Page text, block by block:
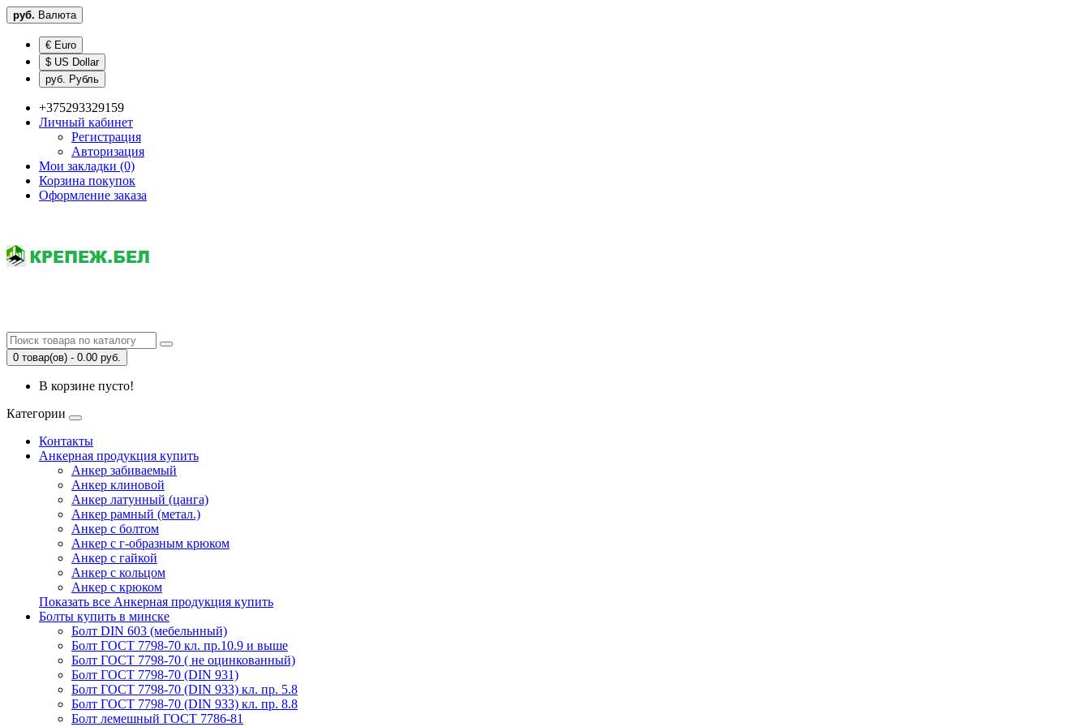
руб. Валюта
€ Euro
$ US Dollar
руб. Рубль
+375293329159
Личный кабинет
Регистрация
Авторизация
Мои закладки (0)
Корзина покупок
Оформление заказа
0 товар(ов) - 0.00 руб.
В корзине пусто!
Категории
Контакты
Анкерная продукция купить
Анкер забиваемый
Анкер клиновой
Анкер латунный (цанга)
Анкер рамный (метал.)
Анкер с болтом
Анкер с г-образным крюком
Анкер с гайкой
Анкер с кольцом
Анкер с крюком
Показать все Анкерная продукция купить
Болты купить в минске
Болт DIN 603 (мебельнный)
Болт ГОСТ 7798-70 кл. пр.10.9 и выше
Болт ГОСТ 7798-70 ( не оцинкованный)
Болт ГОСТ 7798-70 (DIN 931)
Болт ГОСТ 7798-70 (DIN 933) кл. пр. 5.8
Болт ГОСТ 7798-70 (DIN 933) кл. пр. 8.8
Болт лемешный ГОСТ 7786-81